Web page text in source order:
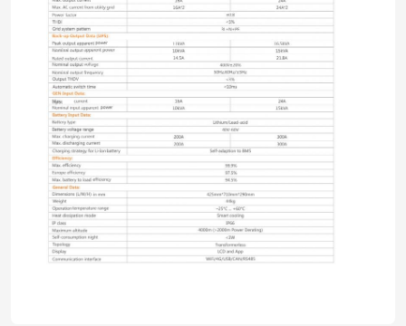
পরিবর্তনশীল ফ্রিকোয়েন্সি কনভার্টার
ভেক্টর ফ্রিকোয়েন্সি ইনভার্টার
ভিএফডি ফ্রিকোয়েন্সি ইনভার্টার
ফ্রিকোয়েন্সি ড্রাইভ ইনভার্টার
ক্রেনের জন্য ভেরিয়েবল ফ্রিকোয়েন্সি ড্রাইভ